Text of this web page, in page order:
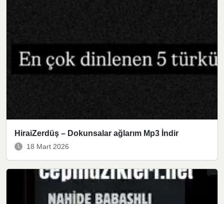
HiraiZerdüş – Dokunsalar ağlarım Mp3 İndir
18 Mart 2026